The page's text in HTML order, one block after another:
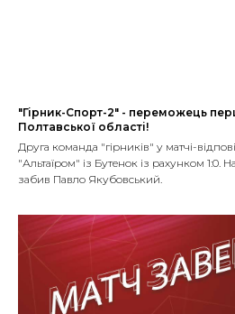
"Гірник-Спорт-2" - переможець
Полтавської області!
Друга команда "гірників" у матчі-
"Альтаїром" із Бутенок із рахунком 1:0.
забив Павло Якубовський.